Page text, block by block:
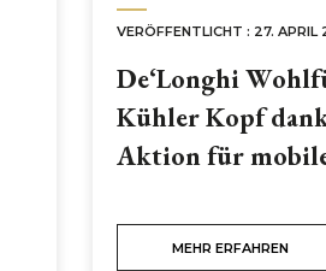
VERÖFFENTLICHT : 27. APRIL
De‘Longhi
Kühler Kopf
Aktion für
MEHR ERFAHREN